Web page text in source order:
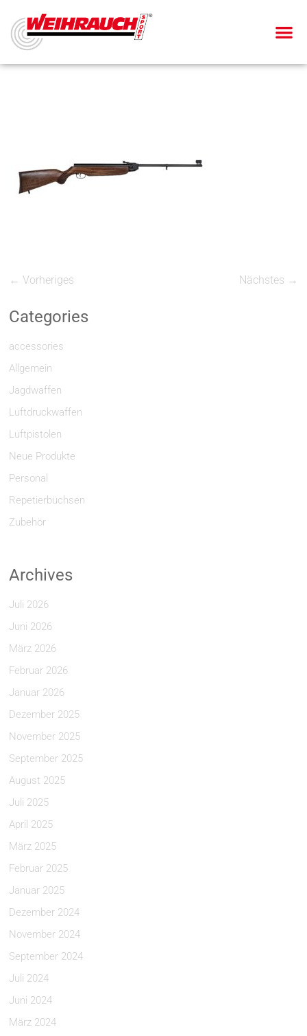
← Vorheriges Nächstes →
Categories
accessories
Allgemein
Jagdwaffen
Luftdruckwaffen
Luftpistolen
Neue Produkte
Personal
Repetierbüchsen
Zubehör
Archives
Juli 2026
Juni 2026
März 2026
Februar 2026
Januar 2026
Dezember 2025
November 2025
September 2025
August 2025
Juli 2025
April 2025
März 2025
Februar 2025
Januar 2025
Dezember 2024
November 2024
September 2024
Juli 2024
Juni 2024
März 2024